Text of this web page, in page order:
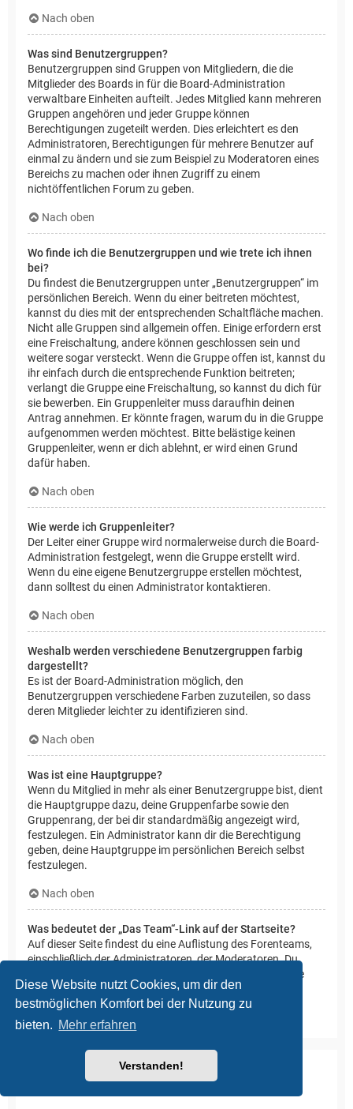
Diese Website nutzt Cookies, um dir den
bestmöglichen Komfort bei der Nutzung zu
bieten. Mehr erfahren
Verstanden!
Nach oben
Was sind Benutzergruppen?
Benutzergruppen sind Gruppen von Mitgliedern, die die
Mitglieder des Boards in für die Board-Administration
verwaltbare Einheiten aufteilt. Jedes Mitglied kann mehreren
Gruppen angehören und jeder Gruppe können
Berechtigungen zugeteilt werden. Dies erleichtert es den
Administratoren, Berechtigungen für mehrere Benutzer auf
einmal zu ändern und sie zum Beispiel zu Moderatoren eines
Bereichs zu machen oder ihnen Zugriff zu einem
nichtöffentlichen Forum zu geben.
Nach oben
Wo finde ich die Benutzergruppen und wie trete ich ihnen
bei?
Du findest die Benutzergruppen unter „Benutzergruppen“ im
persönlichen Bereich. Wenn du einer beitreten möchtest,
kannst du dies mit der entsprechenden Schaltfläche machen.
Nicht alle Gruppen sind allgemein offen. Einige erfordern erst
eine Freischaltung, andere können geschlossen sein und
weitere sogar versteckt. Wenn die Gruppe offen ist, kannst du
ihr einfach durch die entsprechende Funktion beitreten;
verlangt die Gruppe eine Freischaltung, so kannst du dich für
sie bewerben. Ein Gruppenleiter muss daraufhin deinen
Antrag annehmen. Er könnte fragen, warum du in die Gruppe
aufgenommen werden möchtest. Bitte belästige keinen
Gruppenleiter, wenn er dich ablehnt, er wird einen Grund
dafür haben.
Nach oben
Wie werde ich Gruppenleiter?
Der Leiter einer Gruppe wird normalerweise durch die Board-
Administration festgelegt, wenn die Gruppe erstellt wird.
Wenn du eine eigene Benutzergruppe erstellen möchtest,
dann solltest du einen Administrator kontaktieren.
Nach oben
Weshalb werden verschiedene Benutzergruppen farbig
dargestellt?
Es ist der Board-Administration möglich, den
Benutzergruppen verschiedene Farben zuzuteilen, so dass
deren Mitglieder leichter zu identifizieren sind.
Nach oben
Was ist eine Hauptgruppe?
Wenn du Mitglied in mehr als einer Benutzergruppe bist, dient
die Hauptgruppe dazu, deine Gruppenfarbe sowie den
Gruppenrang, der bei dir standardmäßig angezeigt wird,
festzulegen. Ein Administrator kann dir die Berechtigung
geben, deine Hauptgruppe im persönlichen Bereich selbst
festzulegen.
Nach oben
Was bedeutet der „Das Team“-Link auf der Startseite?
Auf dieser Seite findest du eine Auflistung des Forenteams,
einschließlich der Administratoren, der Moderatoren. Du
findest hier auch weitere Informationen wie die Foren, die
diese im Einzelnen moderieren.
Nach oben
Private Nachrichten